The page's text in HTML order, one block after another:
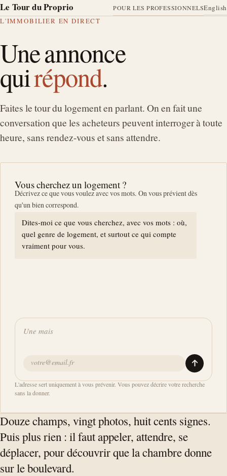
Le Tour du Proprio POUR LES PROFESSIONNELSEnglish
L'IMMOBILIER EN DIRECT
Une annonce
quirépond.
Faites le tour du logement en parlant. On en fait une
conversation que les acheteurs peuvent interroger à toute
heure, sans rendez-vous et sans attendre.
Vous cherchez un logement ?
Décrivez ce que vous voulez avec vos mots. On vous prévient dès
qu'un bien correspond.
Dites-moi ce que vous cherchez, avec vos mots : où,
quel genre de logement, et surtout ce qui compte
vraiment pour vous.
L'adresse sert uniquement à vous prévenir. Vous pouvez décrire votre recherche
sans la donner.
Douze champs, vingt photos, huit cents signes.
Puis plus rien : il faut appeler, attendre, se
déplacer, pour découvrir que la chambre donne
sur le boulevard.